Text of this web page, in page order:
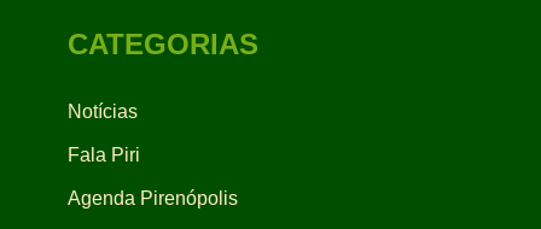
CATEGORIAS
Notícias
Fala Piri
Agenda Pirenópolis